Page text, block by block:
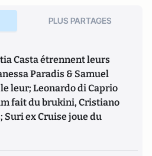
PLUS PARTAGES
Casta étrennent leurs
Paradis & Samuel
leur; Leonardo di Caprio
fait du brukini, Cristiano
Suri ex Cruise joue du